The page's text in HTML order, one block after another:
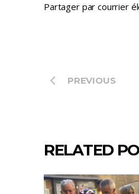
Partager par courrier
PREVIOUS
RELATED